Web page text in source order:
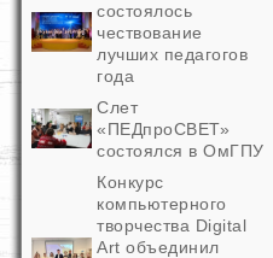
состоялось
чествование
лучших педагогов
года
Слет
«ПЕДпроСВЕТ»
состоялся в ОмГПУ
Конкурс
компьютерного
творчества Digital
Art объединил